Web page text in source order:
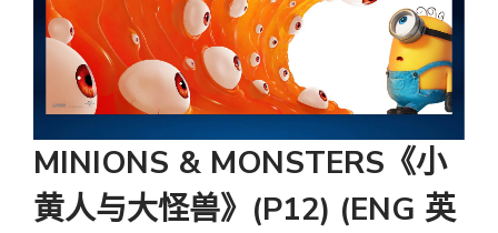
MINIONS & MONSTERS《小
黄人与大怪兽》(P12) (ENG 英